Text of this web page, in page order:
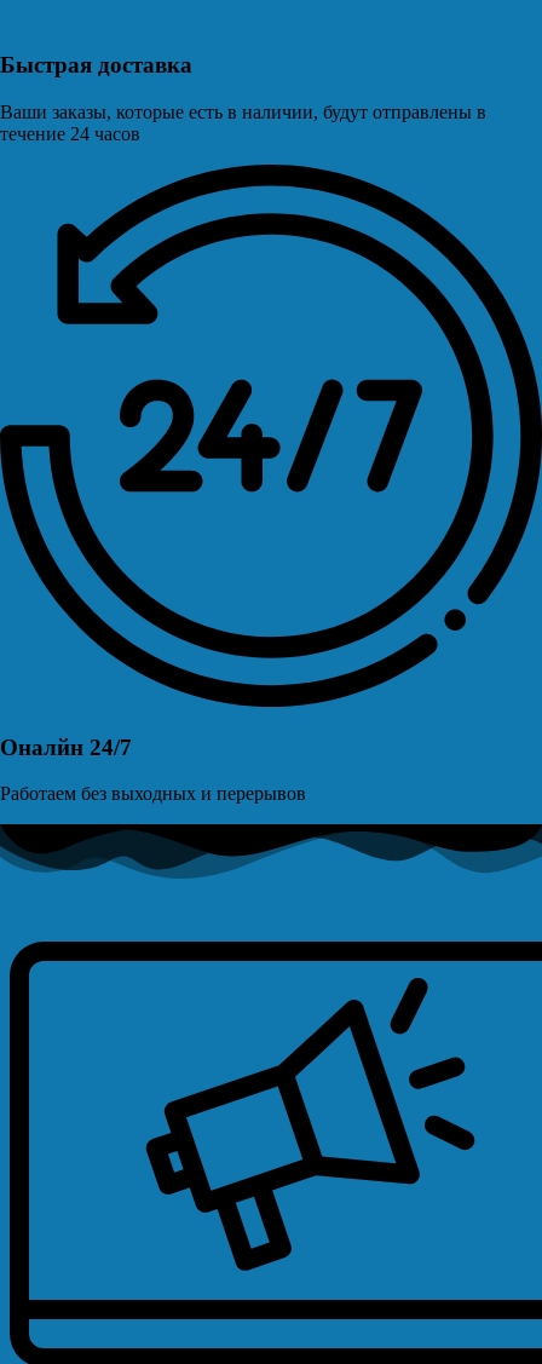
Быстрая доставка
Ваши заказы, которые есть в наличии, будут отправлены в
течение 24 часов
Оналйн 24/7
Работаем без выходных и перерывов